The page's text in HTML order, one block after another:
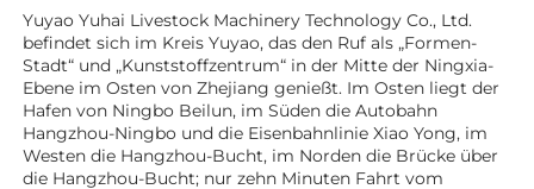
Yuyao Yuhai Livestock Machinery Technology Co., Ltd.
befindet sich im Kreis Yuyao, das den Ruf als „Formen-
Stadt“ und „Kunststoffzentrum“ in der Mitte der Ningxia-
Ebene im Osten von Zhejiang genießt. Im Osten liegt der
Hafen von Ningbo Beilun, im Süden die Autobahn
Hangzhou-Ningbo und die Eisenbahnlinie Xiao Yong, im
Westen die Hangzhou-Bucht, im Norden die Brücke über
die Hangzhou-Bucht; nur zehn Minuten Fahrt vom